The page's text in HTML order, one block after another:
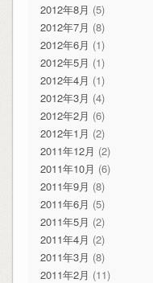
2012年8月 (5)
2012年7月 (8)
2012年6月 (1)
2012年5月 (1)
2012年4月 (1)
2012年3月 (4)
2012年2月 (6)
2012年1月 (2)
2011年12月 (2)
2011年10月 (6)
2011年9月 (8)
2011年6月 (5)
2011年5月 (2)
2011年4月 (2)
2011年3月 (8)
2011年2月 (11)